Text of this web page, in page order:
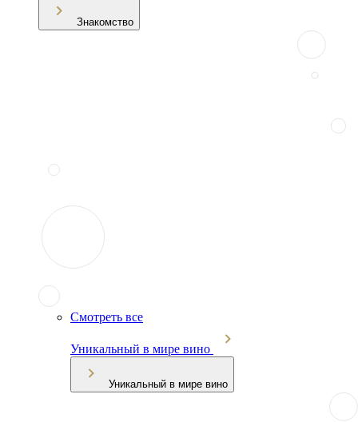
Знакомство
Смотреть все
Уникальный в мире вино
Уникальный в мире вино